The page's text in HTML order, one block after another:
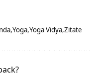
Yoga Yoga Vidya Zitate